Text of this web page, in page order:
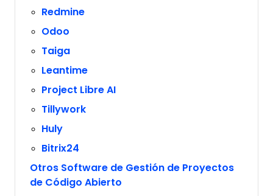
Redmine
Odoo
Taiga
Leantime
Project Libre AI
Tillywork
Huly
Bitrix24
Otros Software de Gestión de Proyectos
de Código Abierto